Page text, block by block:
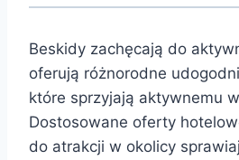
Beskidy zachęcają do
oferują różnorodne
które sprzyjają aktywnemu
Dostosowane oferty
do atrakcji w okolicy